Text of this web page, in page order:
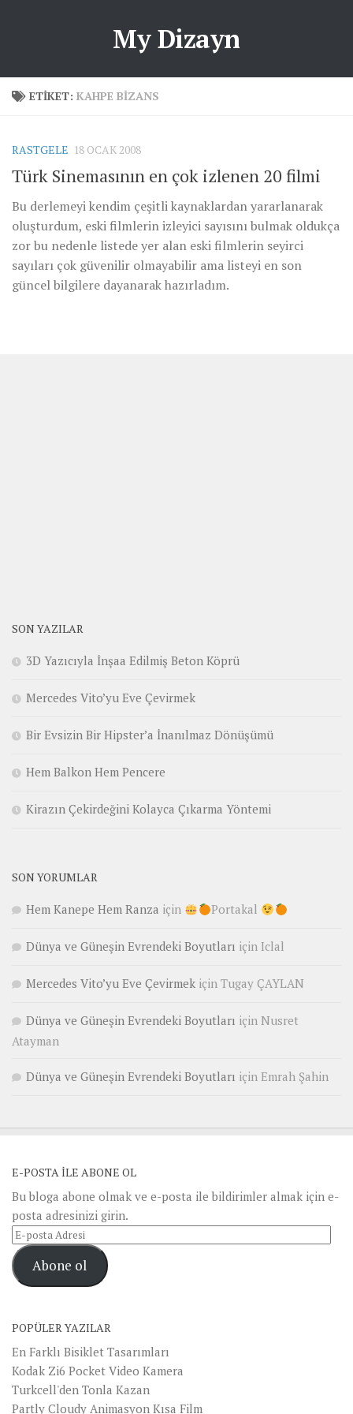
My Dizayn
ETIKET: KAHPE BIZANS
RASTGELE 18 OCAK 2008
Türk Sinemasının en çok izlenen 20 filmi
Bu derlemeyi kendim çeşitli kaynaklardan yararlanarak
oluşturdum, eski filmlerin izleyici sayısını bulmak oldukça
zor bu nedenle listede yer alan eski filmlerin seyirci
sayıları çok güvenilir olmayabilir ama listeyi en son
güncel bilgilere dayanarak hazırladım.
SON YAZILAR
3D Yazıcıyla İnşaa Edilmiş Beton Köprü
Mercedes Vito’yu Eve Çevirmek
Bir Evsizin Bir Hipster’a İnanılmaz Dönüşümü
Hem Balkon Hem Pencere
Kirazın Çekirdeğini Kolayca Çıkarma Yöntemi
SON YORUMLAR
Hem Kanepe Hem Ranza için Portakal
Dünya ve Güneşin Evrendeki Boyutları için Iclal
Mercedes Vito’yu Eve Çevirmek için Tugay ÇAYLAN
Dünya ve Güneşin Evrendeki Boyutları için Nusret
Atayman
Dünya ve Güneşin Evrendeki Boyutları için Emrah Şahin
E-POSTA ILE ABONE OL
Bu bloga abone olmak ve e-posta ile bildirimler almak için e-
posta adresinizi girin.
E-
posta
AdresiAbone ol
POPÜLER YAZILAR
En Farklı Bisiklet Tasarımları
Kodak Zi6 Pocket Video Kamera
Turkcell'den Tonla Kazan
Partly Cloudy Animasyon Kısa Film